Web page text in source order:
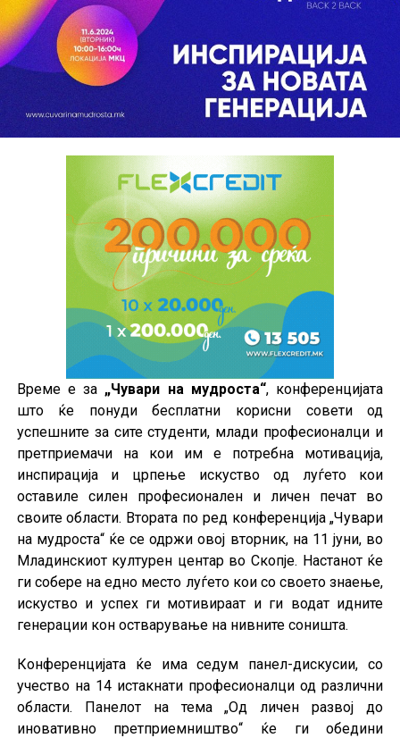
Време е за „Чувари на мудроста“, конференцијата
што ќе понуди бесплатни корисни совети од
успешните за сите студенти, млади професионалци и
претприемачи на кои им е потребна мотивација,
инспирација и црпење искуство од луѓето кои
оставиле силен професионален и личен печат во
своите области. Втората по ред конференција „Чувари
на мудроста“ ќе се одржи овој вторник, на 11 јуни, во
Младинскиот културен центар во Скопје. Настанот ќе
ги собере на едно место луѓето кои со своето знаење,
искуство и успех ги мотивираат и ги водат идните
генерации кон остварување на нивните соништа.
Конференцијата ќе има седум панел-дискусии, со
учество на 14 истакнати професионалци од различни
области. Панелот на тема „Од личен развој до
иновативно претприемништво“ ќе ги обедини